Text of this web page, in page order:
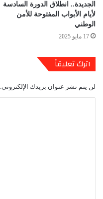
الجديدة.. انطلاق الدورة السادسة
لأيام الأبواب المفتوحة للأمن
الوطني
17 مايو 2025
اترك تعليقاً
لن يتم نشر عنوان بريدك الإلكتروني.